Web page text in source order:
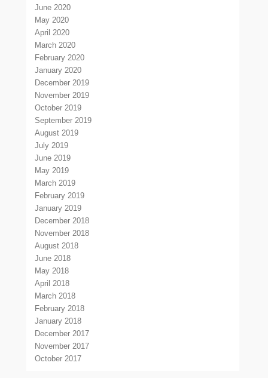
June 2020
May 2020
April 2020
March 2020
February 2020
January 2020
December 2019
November 2019
October 2019
September 2019
August 2019
July 2019
June 2019
May 2019
March 2019
February 2019
January 2019
December 2018
November 2018
August 2018
June 2018
May 2018
April 2018
March 2018
February 2018
January 2018
December 2017
November 2017
October 2017